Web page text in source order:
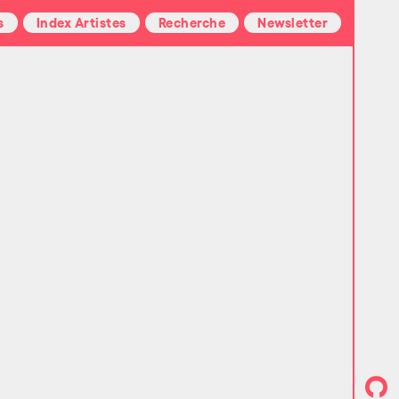
Index Artistes Recherche Newsletter